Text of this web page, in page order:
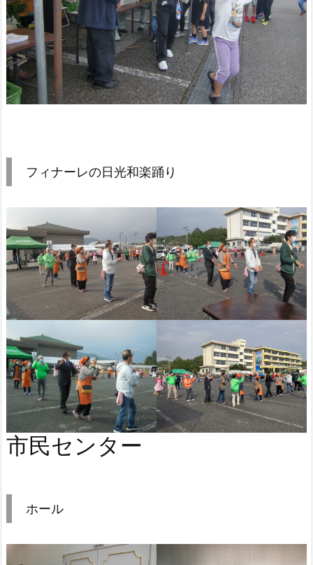
フィナーレの日光和楽踊り
市民センター
ホール